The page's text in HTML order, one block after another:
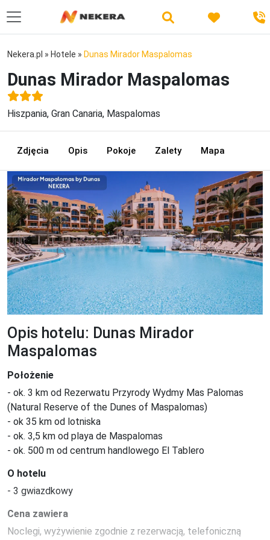
Nekera.pl » Hotele » Dunas Mirador Maspalomas
Dunas Mirador Maspalomas
Hiszpania, Gran Canaria, Maspalomas
Zdjęcia Opis Pokoje Zalety Mapa
Previous Next
Opis hotelu: Dunas Mirador
Maspalomas
Położenie
- ok. 3 km od Rezerwatu Przyrody Wydmy Mas Palomas
(Natural Reserve of the Dunes of Maspalomas)
- ok 35 km od lotniska
- ok. 3,5 km od playa de Maspalomas
- ok. 500 m od centrum handlowego El Tablero
O hotelu
- 3 gwiazdkowy
Cena zawiera
Noclegi, wyżywienie zgodnie z rezerwacją, telefoniczną